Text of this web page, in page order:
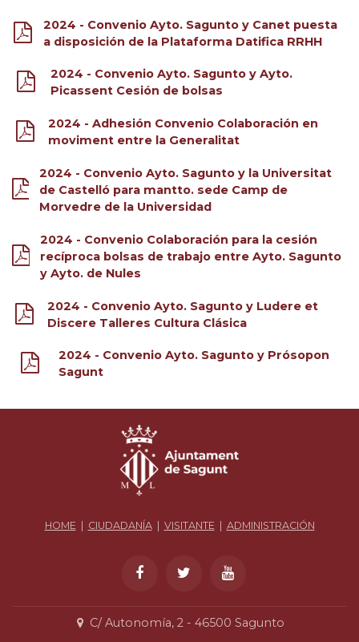
2024 - Convenio Ayto. Sagunto y Canet puesta
a disposición de la Plataforma Datifica RRHH
2024 - Convenio Ayto. Sagunto y Ayto.
Picassent Cesión de bolsas
2024 - Adhesión Convenio Colaboración en
moviment entre la Generalitat
2024 - Convenio Ayto. Sagunto y la Universitat
de Castelló para mantto. sede Camp de
Morvedre de la Universidad
2024 - Convenio Colaboración para la cesión
recíproca bolsas de trabajo entre Ayto. Sagunto
y Ayto. de Nules
2024 - Convenio Ayto. Sagunto y Ludere et
Discere Talleres Cultura Clásica
2024 - Convenio Ayto. Sagunto y Prósopon
Sagunt
HOME CIUDADANÍA| VISITANTE ADMINISTRACIÓN
C/ Autonomía, 2 - 46500 Sagunto